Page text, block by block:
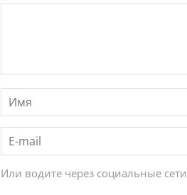
Или водите через социальные сети